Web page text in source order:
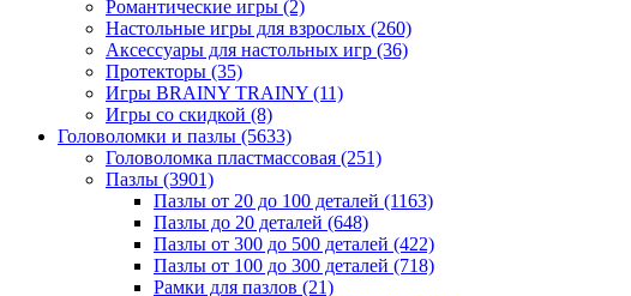
Романтические игры (2)
Настольные игры для взрослых (260)
Аксессуары для настольных игр (36)
Протекторы (35)
Игры BRAINY TRAINY (11)
Игры со скидкой (8)
Головоломки и пазлы (5633)
Головоломка пластмассовая (251)
Пазлы (3901)
Пазлы от 20 до 100 деталей (1163)
Пазлы до 20 деталей (648)
Пазлы от 300 до 500 деталей (422)
Пазлы от 100 до 300 деталей (718)
Рамки для пазлов (21)